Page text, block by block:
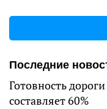
Последние
Готовность
составляет 60%